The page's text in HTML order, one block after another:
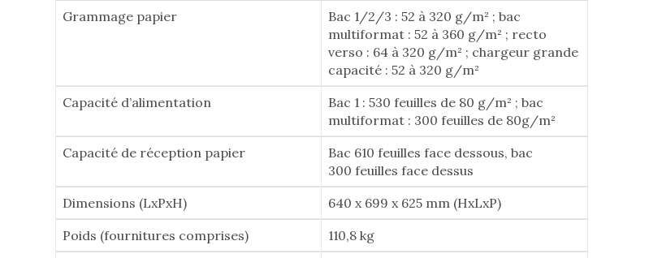
Grammage papier
Bac 1/2/3 : 52 à 320 g/m² ; bac
multiformat : 52 à 360 g/m² ; recto
verso : 64 à 320 g/m² ; chargeur grande
capacité : 52 à 320 g/m²
Capacité d’alimentation
Bac 1 : 530 feuilles de 80 g/m² ; bac
multiformat : 300 feuilles de 80g/m²
Capacité de réception papier
Bac 610 feuilles face dessous, bac
300 feuilles face dessus
Dimensions (LxPxH)
640 x 699 x 625 mm (HxLxP)
Poids (fournitures comprises)
110,8 kg